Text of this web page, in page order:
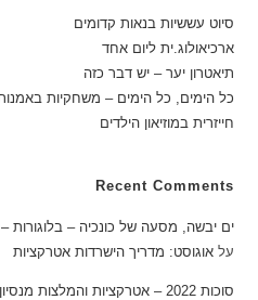
סיוט עששיות בנאות קדומים
ארכיאולוג.ית ליום אחד
תיאטרון יער – יש דבר כזה
כל הימים, כל הימים – משחקיות
חייזרית במוזיאון הילדים
Recent Comments
ים יבשה, מסעה של כונכיה – בלוגורות
עלאוגוסט: מדריך הישרדות אטרקציות
סוכות 2022 – אטרקציות והמלצות